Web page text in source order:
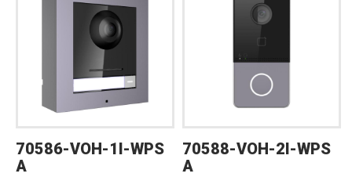
70586-VOH-1I-WPS
A
70588-VOH-2I-WPS
A